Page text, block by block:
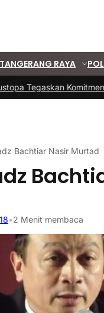
TANGERANG RAYA
Tegaskan Komitmen
Bachtiar Nasir Murtad
•2 Menit membaca